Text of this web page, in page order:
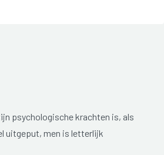
psychologische krachten is, als
uitgeput, men is letterlijk